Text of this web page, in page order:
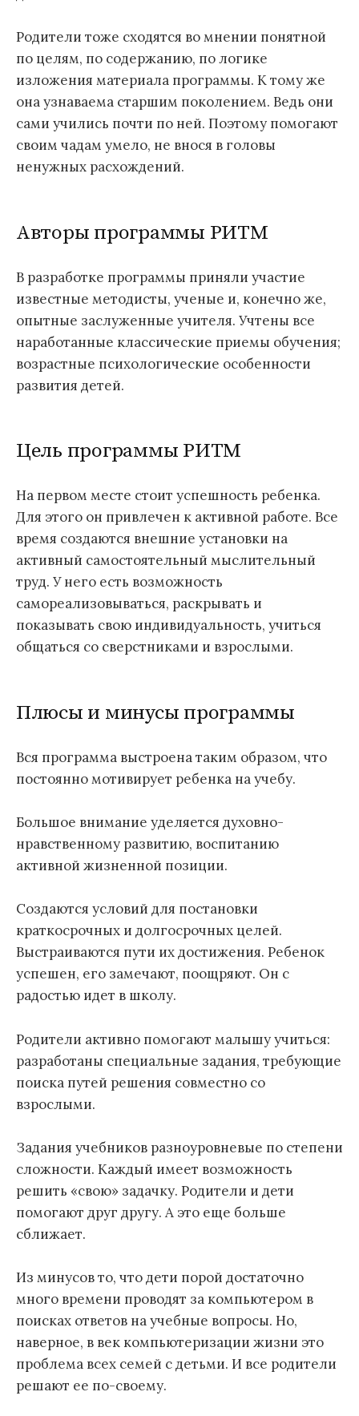
Родители тоже сходятся во мнении понятной
по целям, по содержанию, по логике
изложения материала программы. К тому же
она узнаваема старшим поколением. Ведь они
сами учились почти по ней. Поэтому помогают
своим чадам умело, не внося в головы
ненужных расхождений.
Авторы программы РИТМ
В разработке программы приняли участие
известные методисты, ученые и, конечно же,
опытные заслуженные учителя. Учтены все
наработанные классические приемы обучения;
возрастные психологические особенности
развития детей.
Цель программы РИТМ
На первом месте стоит успешность ребенка.
Для этого он привлечен к активной работе. Все
время создаются внешние установки на
активный самостоятельный мыслительный
труд. У него есть возможность
самореализовываться, раскрывать и
показывать свою индивидуальность, учиться
общаться со сверстниками и взрослыми.
Плюсы и минусы программы
Вся программа выстроена таким образом, что
постоянно мотивирует ребенка на учебу.
Большое внимание уделяется духовно-
нравственному развитию, воспитанию
активной жизненной позиции.
Создаются условий для постановки
краткосрочных и долгосрочных целей.
Выстраиваются пути их достижения. Ребенок
успешен, его замечают, поощряют. Он с
радостью идет в школу.
Родители активно помогают малышу учиться:
разработаны специальные задания, требующие
поиска путей решения совместно со
взрослыми.
Задания учебников разноуровневые по степени
сложности. Каждый имеет возможность
решить «свою» задачку. Родители и дети
помогают друг другу. А это еще больше
сближает.
Из минусов то, что дети порой достаточно
много времени проводят за компьютером в
поисках ответов на учебные вопросы. Но,
наверное, в век компьютеризации жизни это
проблема всех семей с детьми. И все родители
решают ее по-своему.